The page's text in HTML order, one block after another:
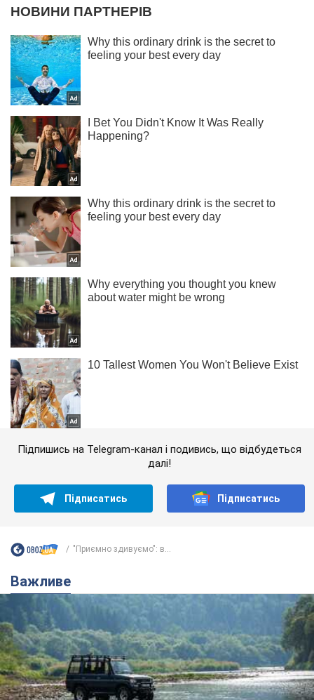
Підпишись на Telegram-канал і подивись, що відбудеться
далі!
Підписатись Підписатись
"Приємно здивуємо": в...
Важливе